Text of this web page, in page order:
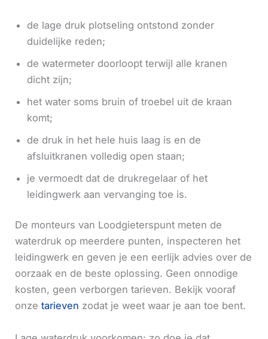
de lage druk plotseling ontstond zonder
duidelijke reden;
de watermeter doorloopt terwijl alle kranen
dicht zijn;
het water soms bruin of troebel uit de kraan
komt;
de druk in het hele huis laag is en de
afsluitkranen volledig open staan;
je vermoedt dat de drukregelaar of het
leidingwerk aan vervanging toe is.
De monteurs van Loodgieterspunt meten de
waterdruk op meerdere punten, inspecteren het
leidingwerk en geven je een eerlijk advies over de
oorzaak en de beste oplossing. Geen onnodige
kosten, geen verborgen tarieven. Bekijk vooraf
onzetarieven zodat je weet waar je aan toe bent.